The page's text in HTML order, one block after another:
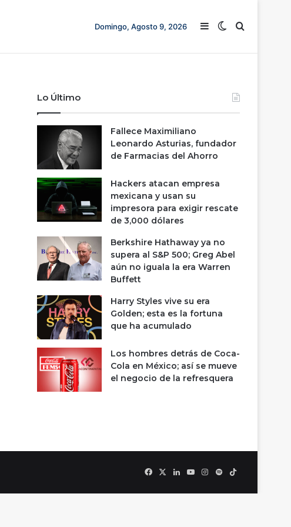
Domingo, Agosto 9, 2026 Barra lateral
Switch skin
Buscar
Lo Último
Fallece Maximiliano
Leonardo Asturias, fundador
de Farmacias del Ahorro
Hackers atacan empresa
mexicana y usan su
impresora para exigir rescate
de 3,000 dólares
Berkshire Hathaway ya no
supera al S&P 500; Greg Abel
aún no iguala la era Warren
Buffett
Harry Styles vive su era
Golden; esta es la fortuna
que ha acumulado
Los hombres detrás de Coca-
Cola en México; así se mueve
el negocio de la refresquera
FacebookLinkedInYouTubeInstagram
SpotifyTikTok